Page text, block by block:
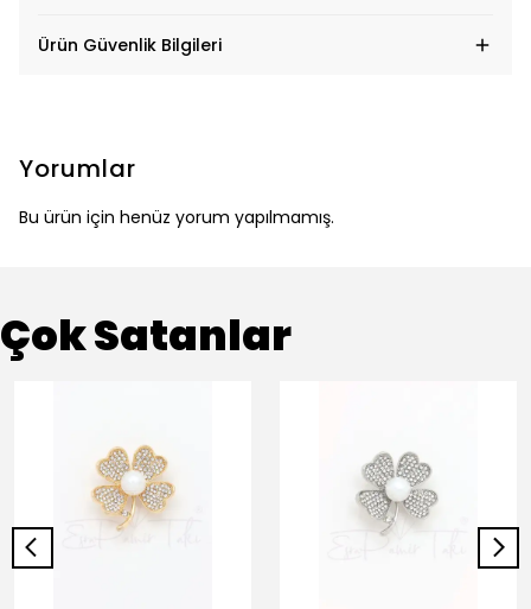
Ürün Güvenlik Bilgileri
Yorumlar
Bu ürün için henüz yorum yapılmamış.
Çok Satanlar